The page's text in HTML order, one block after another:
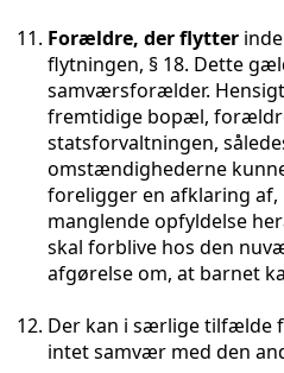
Forældre, der flytter
flytningen, § 18. Dette
samværsforælder.
fremtidige bopæl,
statsforvaltningen,
omstændighederne
foreligger en afklaring af,
manglende opfyldelse
skal forblive hos den
afgørelse om, at barnet
Der kan i særlige tilfælde
intet samvær med den